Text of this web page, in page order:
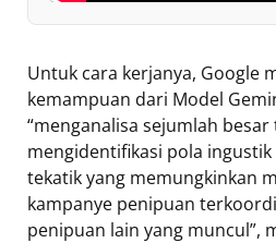
Untuk cara kerjanya, Google
kemampuan dari Model
“menganalisa sejumlah besar
mengidentifikasi pola
tekatik yang memungkinkan
kampanye penipuan
penipuan lain yang muncul”,